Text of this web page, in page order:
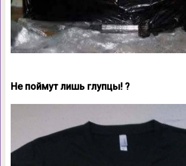
Не поймут лишь глупцы! ?